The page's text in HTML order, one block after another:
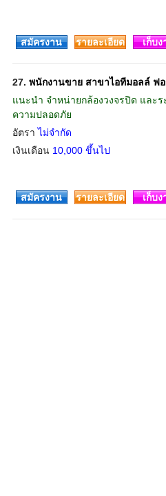
สมัครงาน
รายละเอียด เก็บง
27. พนักงานขาย สาขาไอทีมอลล์ ฟ
แนะนำ จำหน่ายกล้องวงจรปิด และร
ความปลอดภัย
อัตราไม่จำกัด
เงินเดือน 10,000 ขึ้นไป
สมัครงาน
รายละเอียด เก็บง